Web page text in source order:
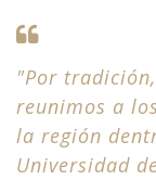
"Por
reunimos a
la región
Universidad